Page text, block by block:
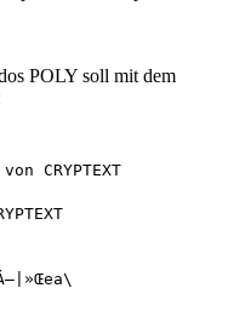
POLY soll mit dem
CRYPTEXT